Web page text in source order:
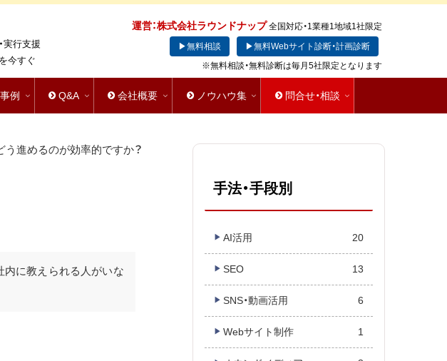
実行支援
今すぐ
運営：株式会社ラウンドナップ 全国対応・1業種1地域1社限定
▶無料相談
▶無料Webサイト診断・計画診断
※無料相談・無料診断は毎月5社限定となります
例 Q&A 会社概要 ノウハウ集 問合せ・相談
進めるのが効率的ですか？
内に教えられる人がいな
手法・手段別
AI活用 20
SEO 13
SNS・動画活用 6
Webサイト制作 1